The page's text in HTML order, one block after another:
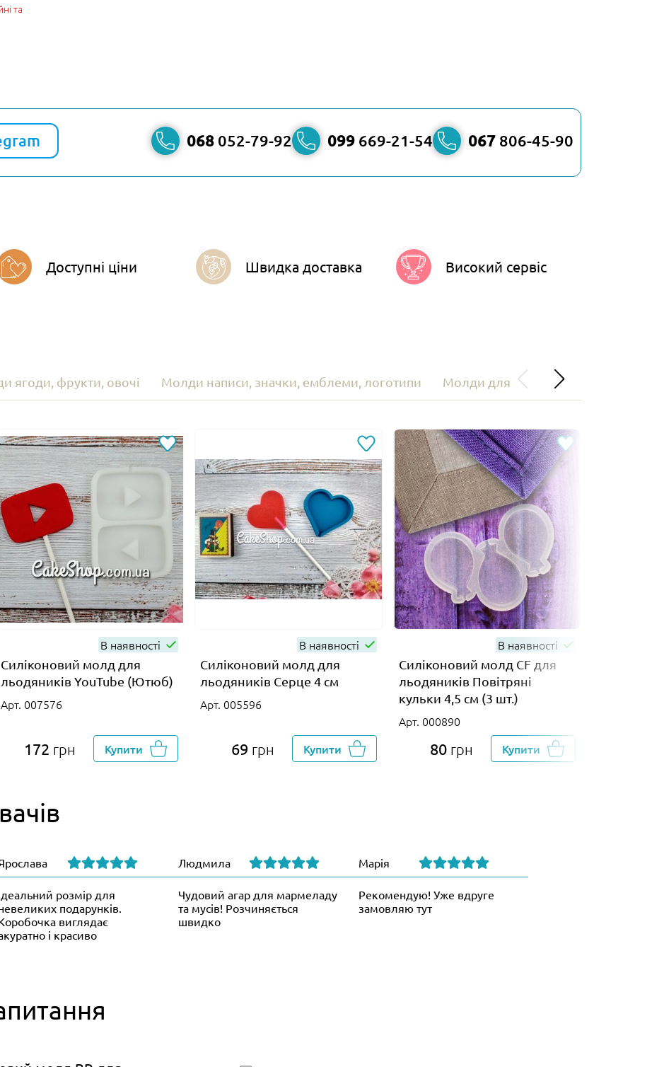
та
068 052-79-92 099 669-21-54 067 806-45-90
Доступні ціни Швидка доставка Високий сервіс
ягоди, фрукти, овочі Молди написи, значки, емблеми, логотипи Молди для виготовлення бордюрів
В наявності
Силіконовий молд для
льодяників YouTube (Ютюб)
Арт. 007576
172 грн Купити
В наявності
Силіконовий молд для
льодяників Серце 4 см
Арт. 005596
69 грн Купити
В наявності
Силіконовий молд CF для
льодяників Повітряні
кульки 4,5 см (3 шт.)
Арт. 000890
80 грн Купити
розмір для
подарунків.
виглядає
і красиво
Людмила
Чудовий агар для мармеладу
та мусів! Розчиняється
швидко
Марія
Рекомендую! Уже вдруге
замовляю тут